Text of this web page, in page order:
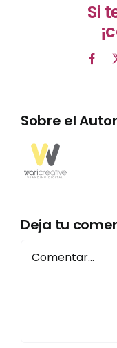
Si
Sobre el
Deja tu